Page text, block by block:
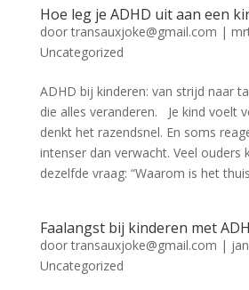
Hoe leg je ADHD uit aan een
doortransauxjoke@gmail.com |
Uncategorized
ADHD bij kinderen: van strijd naar
die alles veranderen. Je kind voelt
denkt het razendsnel. En soms
intenser dan verwacht. Veel
dezelfde vraag: “Waarom is het
Faalangst bij kinderen met
doortransauxjoke@gmail.com |
Uncategorized